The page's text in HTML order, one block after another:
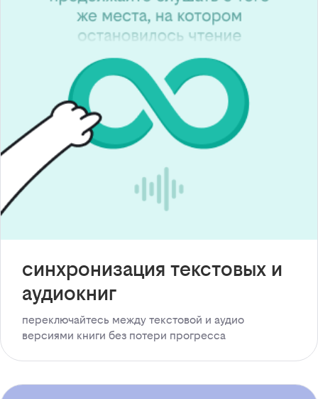
синхронизация текстовых и
аудиокниг
переключайтесь между текстовой и аудио
версиями книги без потери прогресса